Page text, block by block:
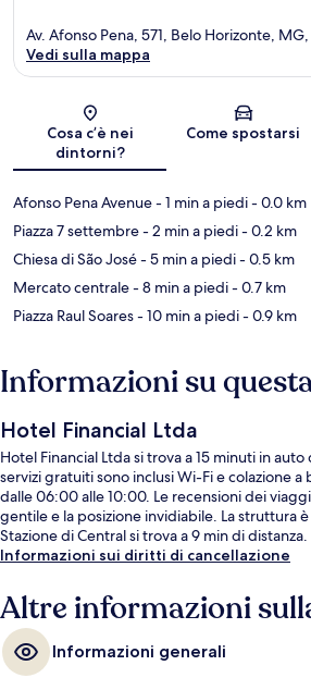
Mappa
Av. Afonso Pena, 571, Belo Horizonte,
Vedi sulla mappa
Cosa c’è nei
dintorni?
Come spostarsi
Afonso Pena Avenue- 1 min a piedi- 0.0 km
Piazza 7 settembre- 2 min a piedi- 0.2 km
Chiesa di São José- 5 min a piedi- 0.5 km
Mercato centrale- 8 min a piedi- 0.7 km
Piazza Raul Soares- 10 min a piedi- 0.9 km
Informazioni su
Hotel Financial Ltda
Hotel Financial Ltda si trova a 15 minuti in
servizi gratuiti sono inclusi Wi-Fi e colazione
dalle 06:00 alle 10:00. Le recensioni dei
gentile e la posizione invidiabile. La struttura
Stazione di Central si trova a 9 min di distanza.
Informazioni sui diritti di cancellazione
Altre informazioni
Informazioni generali